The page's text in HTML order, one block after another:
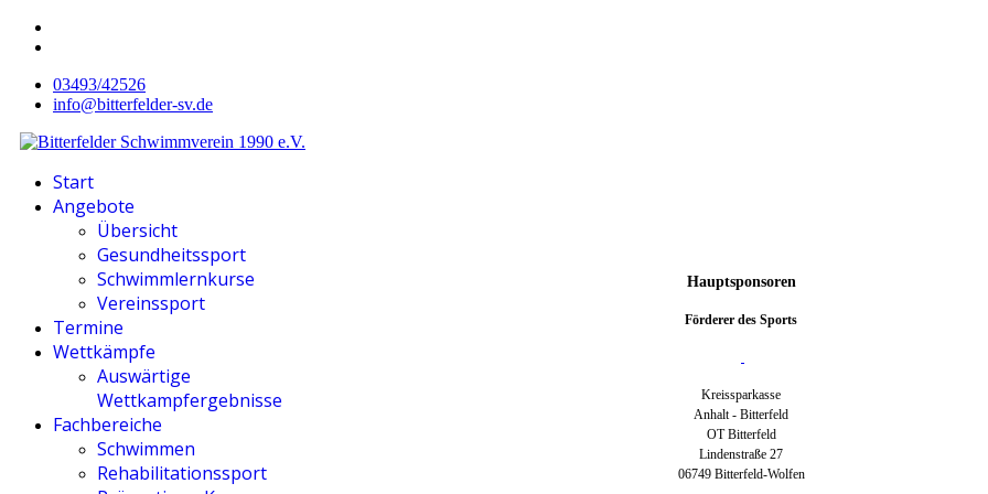
03493/42526
info@bitterfelder-sv.de
Start
Angebote
Übersicht
Gesundheitssport
Schwimmlernkurse
Vereinssport
Termine
Wettkämpfe
Auswärtige
Wettkampfergebnisse
Fachbereiche
Schwimmen
Rehabilitationssport
Hauptsponsoren
Förderer des Sports
Kreissparkasse
Anhalt - Bitterfeld
OT Bitterfeld
Lindenstraße 27
06749 Bitterfeld-Wolfen